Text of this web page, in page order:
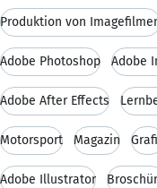
Produktion von
Adobe Photoshop Adobe
Adobe After Effects
Motorsport Magazin
Adobe Illustrator